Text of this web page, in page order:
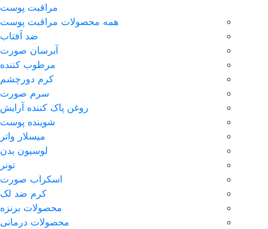
مراقبت پوست
همه محصولات مراقبت پوست
ضد آفتاب
آبرسان صورت
مرطوب کننده
کرم دورچشم
سرم صورت
روغن پاک کننده آرایش
شوینده پوست
میسلار واتر
لوسیون بدن
تونر
اسکراب صورت
کرم ضد لک
محصولات برنزه
محصولات درمانی